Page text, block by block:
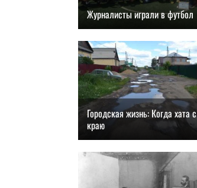
Журналисты играли в футбол
27.08.2018, 15:00
Городская жизнь: Когда хата с
краю
27.08.2018, 12:00